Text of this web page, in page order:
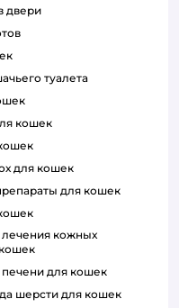
двери
туалета
кошек
для кошек
для кошек
печени для кошек
шерсти для кошек